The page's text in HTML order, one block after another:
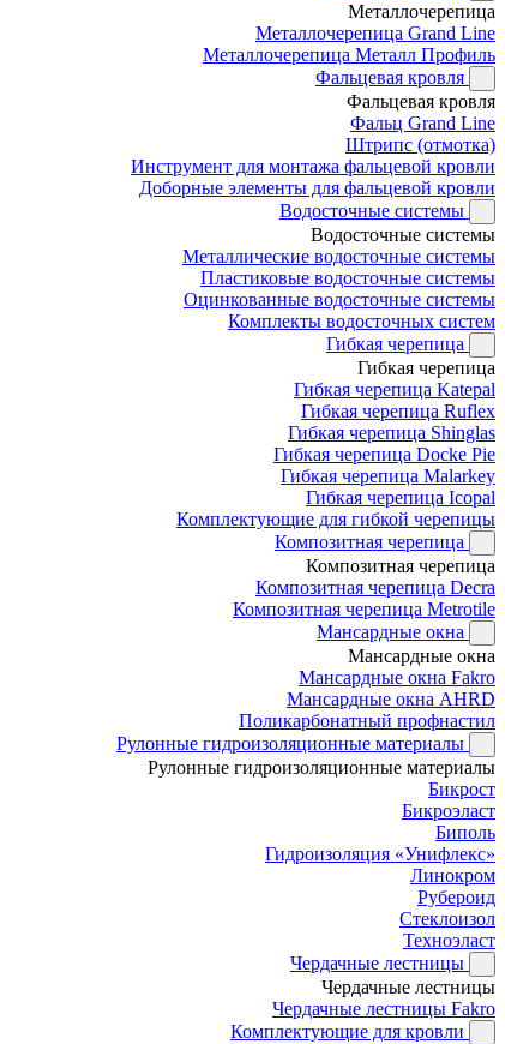
Металлочерепица
Металлочерепица Grand Line
Металлочерепица Металл Профиль
Фальцевая кровля
Фальцевая кровля
Фальц Grand Line
Штрипс (отмотка)
Инструмент для монтажа фальцевой кровли
Доборные элементы для фальцевой кровли
Водосточные системы
Водосточные системы
Металлические водосточные системы
Пластиковые водосточные системы
Оцинкованные водосточные системы
Комплекты водосточных систем
Гибкая черепица
Гибкая черепица
Гибкая черепица Katepal
Гибкая черепица Ruflex
Гибкая черепица Shinglas
Гибкая черепица Docke Pie
Гибкая черепица Malarkey
Гибкая черепица Icopal
Комплектующие для гибкой черепицы
Композитная черепица
Композитная черепица
Композитная черепица Decra
Композитная черепица Metrotile
Мансардные окна
Мансардные окна
Мансардные окна Fakro
Мансардные окна AHRD
Поликарбонатный профнастил
Рулонные гидроизоляционные материалы
Рулонные гидроизоляционные материалы
Бикрост
Бикроэласт
Биполь
Гидроизоляция «Унифлекс»
Линокром
Рубероид
Стеклоизол
Техноэласт
Чердачные лестницы
Чердачные лестницы
Чердачные лестницы Fakro
Комплектующие для кровли